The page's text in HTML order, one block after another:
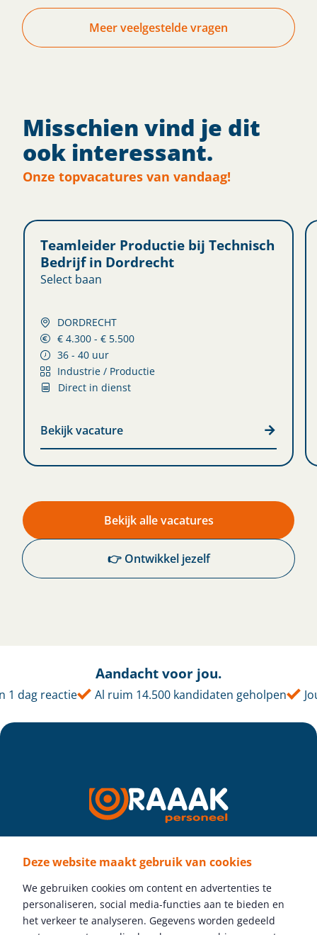
Deze website maakt gebruik van cookies
We gebruiken cookies om content en advertenties te
personaliseren, social media-functies aan te bieden en
het verkeer te analyseren. Gegevens worden gedeeld
Meer veelgestelde vragen
Misschien vind je dit
ook interessant.
Onze topvacatures van vandaag!
Teamleider Productie bij Technisch
Bedrijf in Dordrecht
Select baan
DORDRECHT
€ 4.300 - € 5.500
36 - 40 uur
Industrie / Productie
Direct in dienst
Bekijk vacature
Bekijk alle vacatures
👉 Ontwikkel jezelf
Aandacht voor jou.
dag reactie Al ruim 14.500 kandidaten geholpen
Volg ons